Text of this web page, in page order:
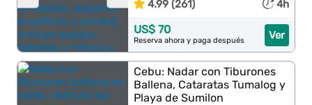
4.99 (261) 4h
Ver
US$ 70
Reserva ahora y paga después
Cebu: Nadar con Tiburones
Ballena, Cataratas Tumalog y
Playa de Sumilon